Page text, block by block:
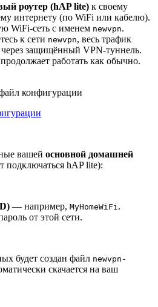
роутер (hAP lite) к своему
интернету (по WiFi или кабелю).
WiFi-сеть с именем newvpn.
к сети newvpn, весь трафик
через защищённый VPN-туннель.
работать как обычно.
конфигурации
вашей основной домашней
подключаться hAP lite):
— например, MyHomeWiFi.
от этой сети.
будет создан файл newvpn-
скачается на ваш